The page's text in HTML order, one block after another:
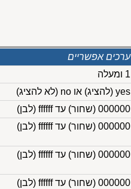
ערכים אפשריים
1 ומעלה
yes (להציג) או no (לא להציג)
000000 (שחור) עד ffffff (לבן)
000000 (שחור) עד ffffff (לבן)
000000 (שחור) עד ffffff (לבן)
000000 (שחור) עד ffffff (לבן)